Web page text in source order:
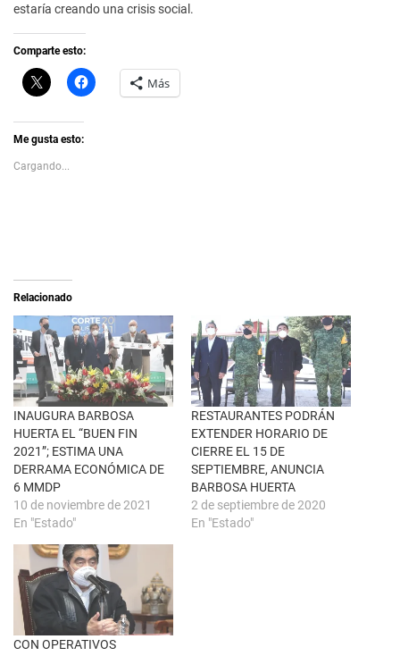
estaría creando una crisis social.
Comparte esto:
C
l
k
t
s
h
e
b
r
e
e
n
u
n
a
v
e
n
t
a
n
a
n
u
v
a
)
H
a
e
n
F
a
e
b
o
o
k
(
S
e
a
b
e
n
a
v
e
n
t
a
n
a
n
Más
Me gusta esto:
Cargando...
Relacionado
INAUGURA BARBOSA
HUERTA EL “BUEN FIN
2021”; ESTIMA UNA
DERRAMA ECONÓMICA DE
6 MMDP
10 de noviembre de 2021
En "Estado"
RESTAURANTES PODRÁN
EXTENDER HORARIO DE
CIERRE EL 15 DE
SEPTIEMBRE, ANUNCIA
BARBOSA HUERTA
2 de septiembre de 2020
En "Estado"
CON OPERATIVOS